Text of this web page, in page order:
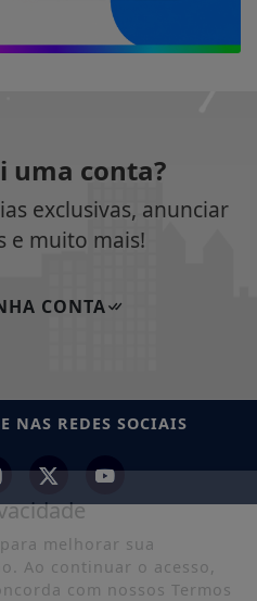
uma conta?
exclusivas, anunciar
e muito mais!
CONTA
NAS REDES SOCIAIS
melhorar sua
Ao continuar o acesso,
com nossos Termos